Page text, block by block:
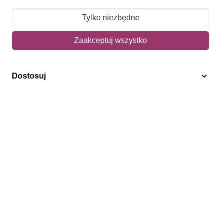
Moje zamówienia
Mój koszyk
Adres dostawy
Polecamy
Tylko niezbędne
Zaakceptuj wszystko
Dostosuj